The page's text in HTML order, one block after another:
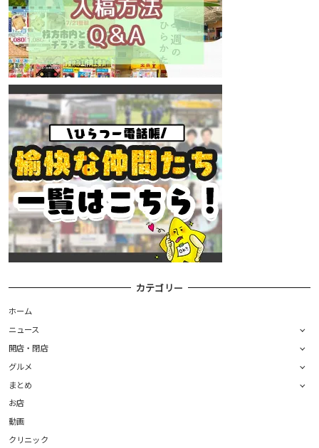
カテゴリー
ホーム
ニュース
開店・閉店
グルメ
まとめ
お店
動画
クリニック